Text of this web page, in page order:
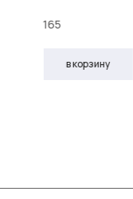
165
в корзину